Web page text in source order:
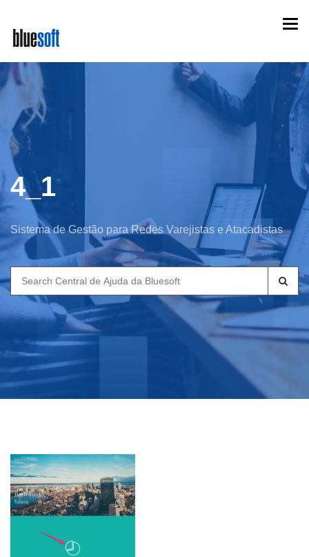
main
content
4_1
Sistema de Gestão para Redes Varejistas e Atacadistas
Search
for: